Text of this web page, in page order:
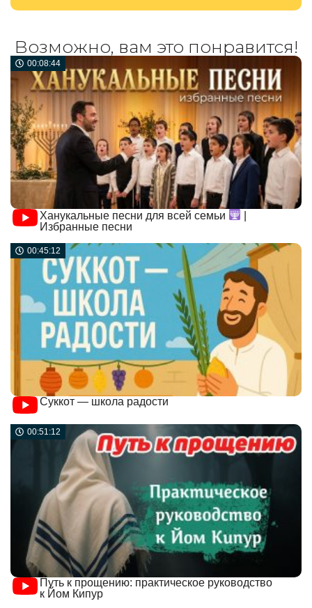
Возможно, вам это понравится!
00:08:44
Ханукальные песни для всей семьи
Избранные песни
00:45:12
Суккот — школа радости
00:51:12
Путь к прощению: практическое руководство
к Йом Кипур